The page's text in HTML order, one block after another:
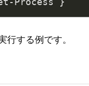
行する例です。